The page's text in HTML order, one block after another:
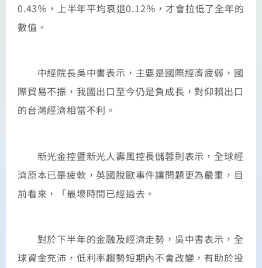
0.43％，上半年平均衰退0.12％，才會拉低了全年的
數值。
中經院長吳中書表示，主要是國際經濟疲弱，國
際貿易不振，我國出口至今仍是負成長，對仰賴出口
的台灣經濟相當不利。
新光金控暨新光人壽風控長儲蓉則表示，全球經
濟原本已是疲軟，英國脫歐事件讓問題更為嚴重，目
前看來，「最壞時間已經過去。
對於下半年的金融及經濟走勢，吳中書表示，全
球資金充沛，低利率趨勢短期內不會改變，有助於投